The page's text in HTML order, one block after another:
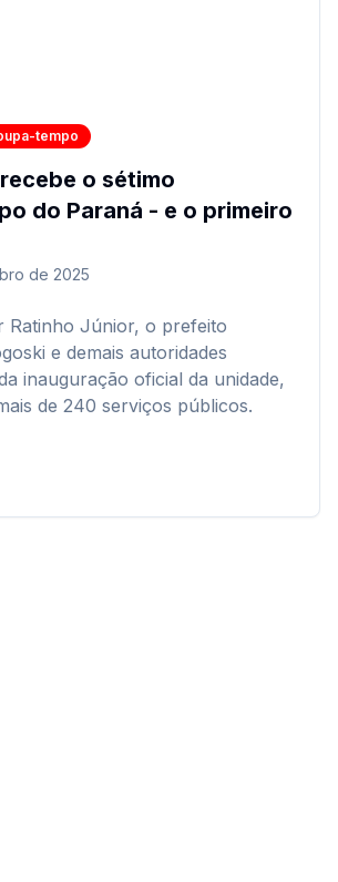
tempo
o sétimo
do Paraná - e o primeiro
de 2025
Ratinho Júnior, o prefeito
e demais autoridades
inauguração oficial da unidade,
de 240 serviços públicos.